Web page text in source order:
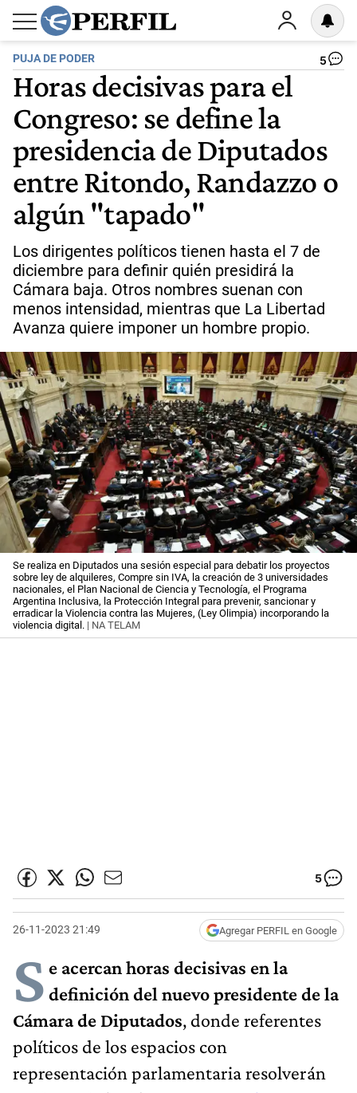
PUJA DE PODER 5
Horas decisivas para el
Congreso: se define la
presidencia de Diputados
entre Ritondo, Randazzo o
algún "tapado"
Los dirigentes políticos tienen hasta el 7 de
diciembre para definir quién presidirá la
Cámara baja. Otros nombres suenan con
menos intensidad, mientras que La Libertad
Avanza quiere imponer un hombre propio.
Se realiza en Diputados una sesión especial para debatir los proyectos
sobre ley de alquileres, Compre sin IVA, la creación de 3 universidades
nacionales, el Plan Nacional de Ciencia y Tecnología, el Programa
Argentina Inclusiva, la Protección Integral para prevenir, sancionar y
erradicar la Violencia contra las Mujeres, (Ley Olimpia) incorporando la
violencia digital. | NA TELAM
5
26-11-2023 21:49 Agregar PERFIL en Google
S e acercan horas decisivas en la
definición del nuevo presidente de la
Cámara de Diputados, donde referentes
políticos de los espacios con
representación parlamentaria resolverán